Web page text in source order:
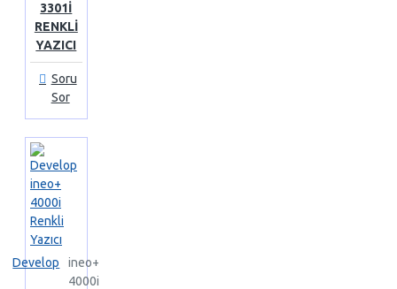
3301I
RENKLI
YAZICI
Soru
Sor
Develop
ineo+
4000i